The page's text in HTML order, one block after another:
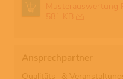
Musterauswertung
581 KB
Ansprechpartner
Qualitäts- &